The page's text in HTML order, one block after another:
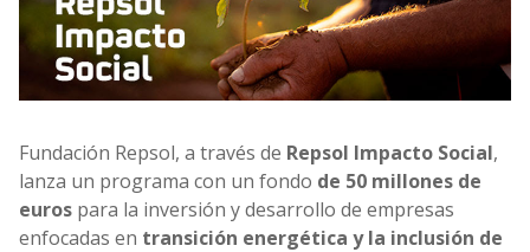
Fundación Repsol, a través de Repsol Impacto Social,
lanza un programa con un fondo de 50 millones de
euros para la inversión y desarrollo de empresas
enfocadas en transición energética y la inclusión de